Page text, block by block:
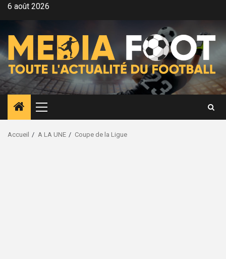
Aller6 août 2026
Menu
principal
Accueil A LA UNE Coupe de la Ligue